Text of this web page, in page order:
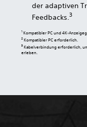
der adaptiven
Feedbacks. 3
1 Kompatibler PC und 4K-
2 Kompatibler PC erforderlich.
3 Kabelverbindung erforderlich,
erleben.